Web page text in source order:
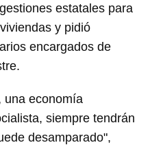
estatales para
y pidió
encargados de
una economía
siempre tendrán
desamparado",